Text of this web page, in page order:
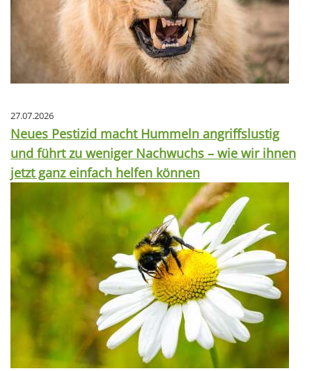
27.07.2026
Neues Pestizid macht Hummeln angriffslustig
und führt zu weniger Nachwuchs – wie wir ihnen
jetzt ganz einfach helfen können